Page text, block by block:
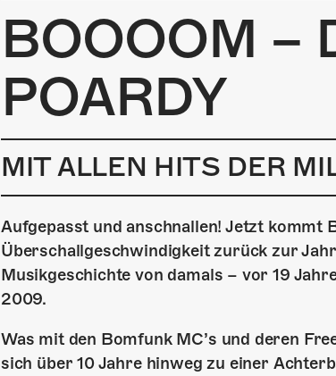
BOOOOM –
POARDY
MIT ALLEN HITS DER
Aufgepasst und anschnallen! Jetzt kommt
Überschallgeschwindigkeit zurück zur
Musikgeschichte von damals – vor 19
2009.
Was mit den Bomfunk MC’s und deren
sich über 10 Jahre hinweg zu einer